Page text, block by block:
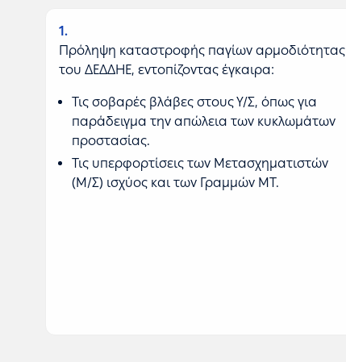
1
Πρόληψη καταστροφής παγίων αρμοδιότητας
του ΔΕΔΔΗΕ, εντοπίζοντας έγκαιρα:
Τις σοβαρές βλάβες στους Υ/Σ, όπως για
παράδειγμα την απώλεια των κυκλωμάτων
προστασίας.
Τις υπερφορτίσεις των Μετασχηματιστών
(Μ/Σ) ισχύος και των Γραμμών ΜΤ.